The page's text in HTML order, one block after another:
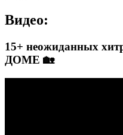
Видео:
15+ неожиданных
ДОМЕ 🏡